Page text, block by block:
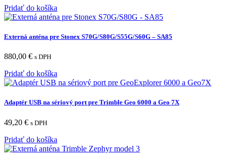
Pridať do košíka
Externá anténa pre Stonex S70G/S80G/S55G/S60G – SA85
880,00 € s DPH
Pridať do košíka
Adaptér USB na sériový port pre Trimble Geo 6000 a Geo 7X
49,20 € s DPH
Pridať do košíka